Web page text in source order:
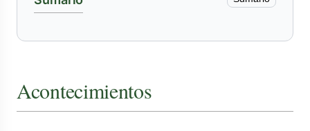
Acontecimientos